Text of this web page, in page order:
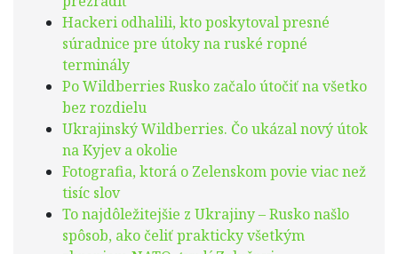
Hackeri odhalili, kto poskytoval presné
súradnice pre útoky na ruské ropné
terminály
Po Wildberries Rusko začalo útočiť na všetko
bez rozdielu
Ukrajinský Wildberries. Čo ukázal nový útok
na Kyjev a okolie
Fotografia, ktorá o Zelenskom povie viac než
tisíc slov
To najdôležitejšie z Ukrajiny – Rusko našlo
spôsob, ako čeliť prakticky všetkým